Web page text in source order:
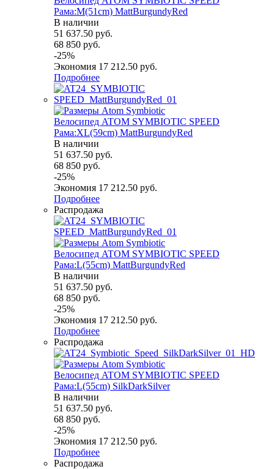
Рама:M(51cm) MattBurgundyRed
В наличии
51 637.50 руб.
68 850 руб.
-25%
Экономия 17 212.50 руб.
Подробнее
Велосипед ATOM SYMBIOTIC SPEED
Рама:XL(59cm) MattBurgundyRed
В наличии
51 637.50 руб.
68 850 руб.
-25%
Экономия 17 212.50 руб.
Подробнее
Распродажа
Велосипед ATOM SYMBIOTIC SPEED
Рама:L(55cm) MattBurgundyRed
В наличии
51 637.50 руб.
68 850 руб.
-25%
Экономия 17 212.50 руб.
Подробнее
Распродажа
Велосипед ATOM SYMBIOTIC SPEED
Рама:L(55cm) SilkDarkSilver
В наличии
51 637.50 руб.
68 850 руб.
-25%
Экономия 17 212.50 руб.
Подробнее
Распродажа